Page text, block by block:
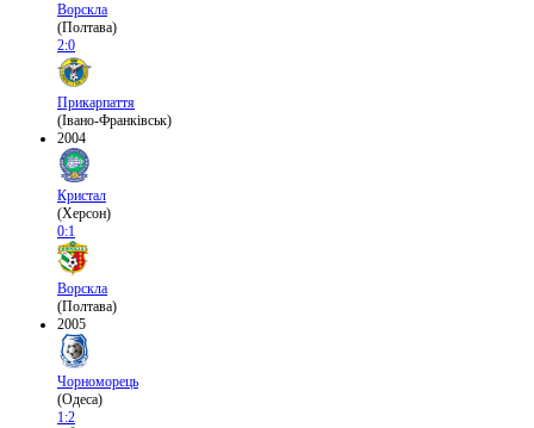
Ворскла
(Полтава)
2:0
Прикарпаття
(Івано-Франківськ)
2004
Кристал
(Херсон)
0:1
Ворскла
(Полтава)
2005
Чорноморець
(Одеса)
1:2